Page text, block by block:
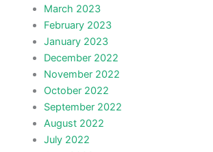
March 2023
February 2023
January 2023
December 2022
November 2022
October 2022
September 2022
August 2022
July 2022